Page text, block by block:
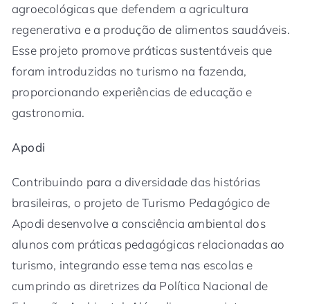
agroecológicas que defendem a agricultura
regenerativa e a produção de alimentos saudáveis.
Esse projeto promove práticas sustentáveis que
foram introduzidas no turismo na fazenda,
proporcionando experiências de educação e
gastronomia.
Apodi
Contribuindo para a diversidade das histórias
brasileiras, o projeto de Turismo Pedagógico de
Apodi desenvolve a consciência ambiental dos
alunos com práticas pedagógicas relacionadas ao
turismo, integrando esse tema nas escolas e
cumprindo as diretrizes da Política Nacional de